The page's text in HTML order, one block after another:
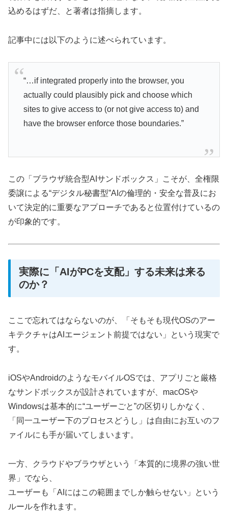
込めるはずだ、と著者は指摘します。
記事中には以下のように述べられています。
“…if integrated properly into the browser, you
actually could plausibly pick and choose which
sites to give access to (or not give access to) and
have the browser enforce those boundaries.”
この「ブラウザ統合型AIサンドボックス」こそが、全権限
委譲による“デジタル秘書型”AIの倫理的・安全な普及にお
いて決定的に重要なアプローチであると位置付けているの
が印象的です。
実際に「AIがPCを支配」する未来は来る
のか？
ここで忘れてはならないのが、「そもそも現代OSのアー
キテクチャはAIエージェント前提ではない」という現実で
す。
iOSやAndroidのようなモバイルOSでは、アプリごと厳格
なサンドボックスが設計されていますが、macOSや
Windowsは基本的に“ユーザーごと”の区切りしかなく、
「同一ユーザー下のプロセスどうし」は自由にお互いのフ
ァイルにも手が届いてしまいます。
一方、クラウドやブラウザという「本質的に境界の強い世
界」でなら、
ユーザーも「AIにはこの範囲までしか触らせない」という
ルールを作れます。